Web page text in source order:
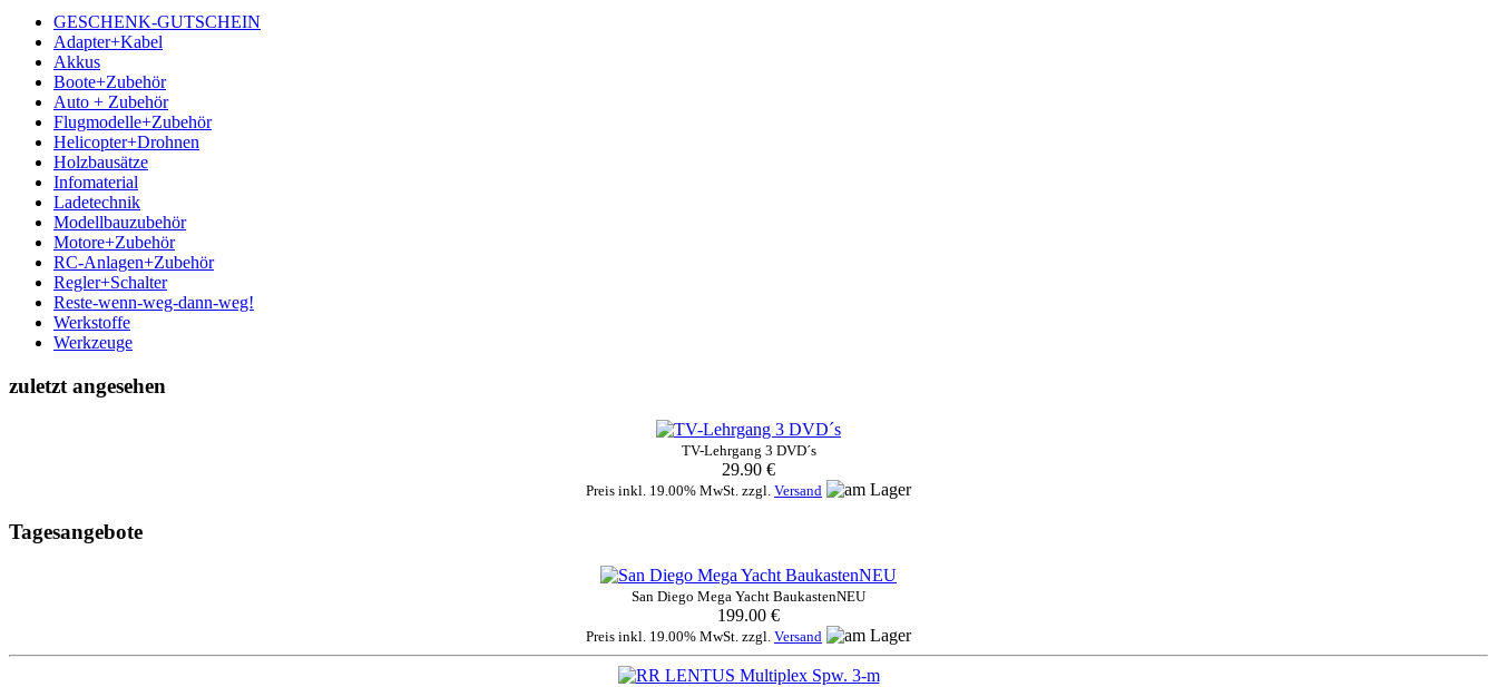
GESCHENK-GUTSCHEIN
Adapter+Kabel
Akkus
Boote+Zubehör
Auto + Zubehör
Flugmodelle+Zubehör
Helicopter+Drohnen
Holzbausätze
Infomaterial
Ladetechnik
Modellbauzubehör
Motore+Zubehör
RC-Anlagen+Zubehör
Regler+Schalter
Reste-wenn-weg-dann-weg!
Werkstoffe
Werkzeuge
zuletzt angesehen
TV-Lehrgang 3 DVD´s
29.90 €
Preis inkl. 19.00% MwSt. zzgl. Versand
Tagesangebote
San Diego Mega Yacht BaukastenNEU
199.00 €
Preis inkl. 19.00% MwSt. zzgl. Versand